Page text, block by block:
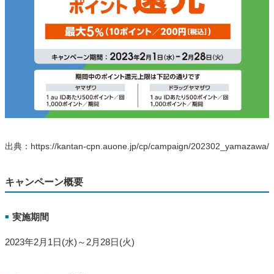
出典：https://kantan-cpn.auone.jp/cp/campaign/202302_yamazawa/
キャンペーン概要
■ 実施期間
2023年2月1日(水)～2月28日(火)